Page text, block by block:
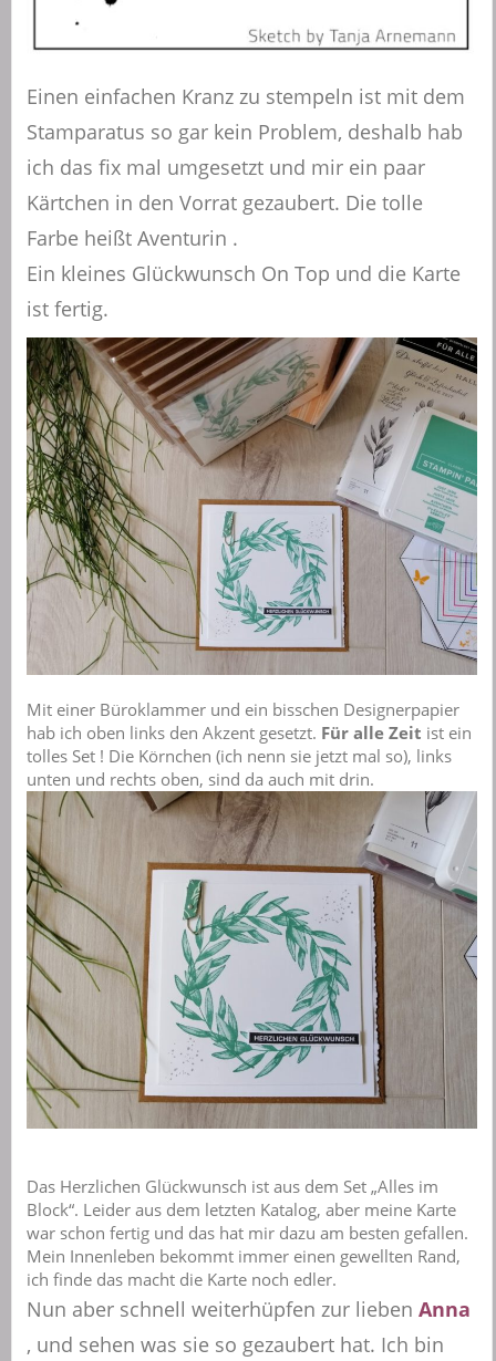
Einen einfachen Kranz zu stempeln ist mit dem
Stamparatus so gar kein Problem, deshalb hab
ich das fix mal umgesetzt und mir ein paar
Kärtchen in den Vorrat gezaubert. Die tolle
Farbe heißt Aventurin .
Ein kleines Glückwunsch On Top und die Karte
ist fertig.
Mit einer Büroklammer und ein bisschen Designerpapier
hab ich oben links den Akzent gesetzt. Für alle Zeit ist ein
tolles Set ! Die Körnchen (ich nenn sie jetzt mal so), links
unten und rechts oben, sind da auch mit drin.
Das Herzlichen Glückwunsch ist aus dem Set „Alles im
Block“. Leider aus dem letzten Katalog, aber meine Karte
war schon fertig und das hat mir dazu am besten gefallen.
Mein Innenleben bekommt immer einen gewellten Rand,
ich finde das macht die Karte noch edler.
Nun aber schnell weiterhüpfen zur lieben Anna
, und sehen was sie so gezaubert hat. Ich bin